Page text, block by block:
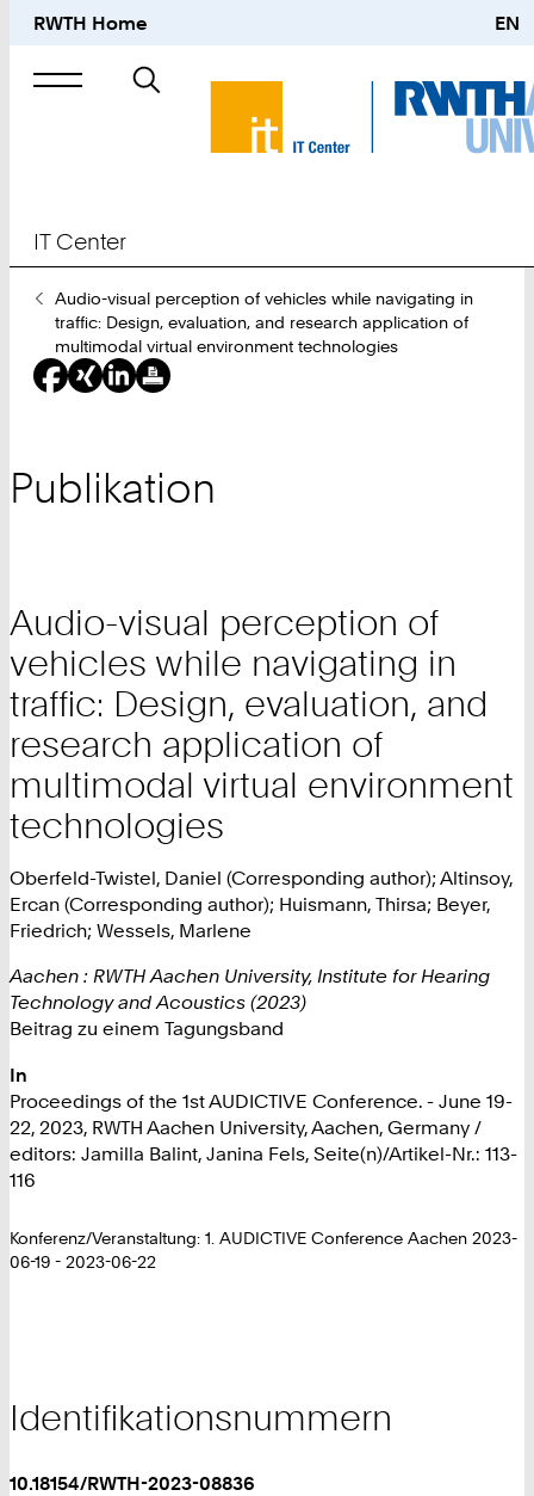
RWTH Home EN
Suche
nach
IT Center
Sie
sind
hier:
Audio-visual perception of vehicles while navigating in
traffic: Design, evaluation, and research application of
multimodal virtual environment technologies
Publikation
Audio-visual perception of
vehicles while navigating in
traffic: Design, evaluation, and
research application of
multimodal virtual environment
technologies
Oberfeld-Twistel, Daniel (Corresponding author); Altinsoy,
Ercan (Corresponding author); Huismann, Thirsa; Beyer,
Friedrich; Wessels, Marlene
Aachen : RWTH Aachen University, Institute for Hearing
Technology and Acoustics (2023)
Beitrag zu einem Tagungsband
In
Proceedings of the 1st AUDICTIVE Conference. - June 19-
22, 2023, RWTH Aachen University, Aachen, Germany /
editors: Jamilla Balint, Janina Fels, Seite(n)/Artikel-Nr.: 113-
116
Konferenz/Veranstaltung: 1. AUDICTIVE Conference Aachen 2023-
06-19 - 2023-06-22
Identifikationsnummern
10.18154/RWTH-2023-08836